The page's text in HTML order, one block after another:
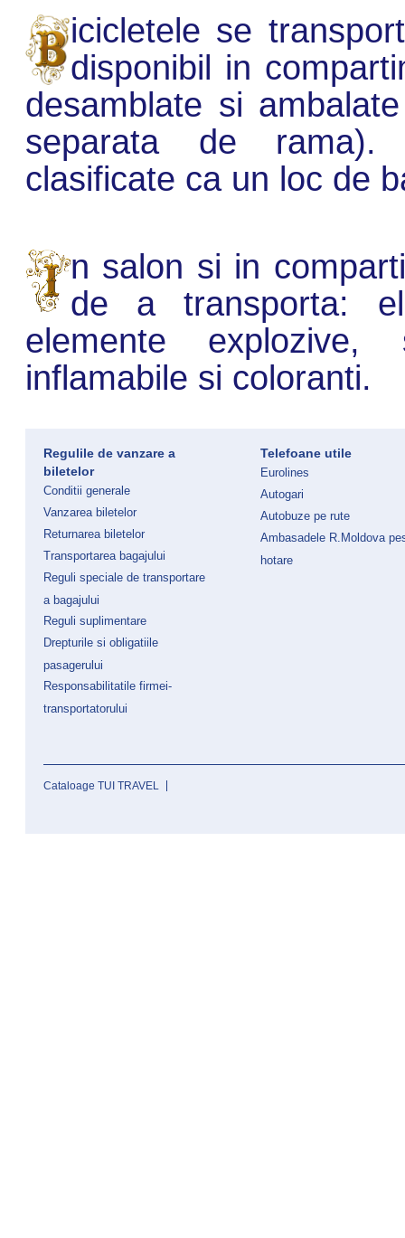
icicletele se
disponibil in
desamblate si
separata de rama).
clasificate ca un loc de
n salon si in
de a transporta:
elemente explozive,
inflamabile si coloranti.
Regulile de vanzare a
biletelor
Conditii generale
Vanzarea biletelor
Returnarea biletelor
Transportarea bagajului
Reguli speciale de transportare
a bagajului
Reguli suplimentare
Drepturile si obligatiile
pasagerului
Responsabilitatile firmei-
transportatorului
Telefoane utile
Eurolines
Autogari
Autobuze pe rute
Ambasadele R.Moldova
hotare
Cataloage TUI TRAVEL